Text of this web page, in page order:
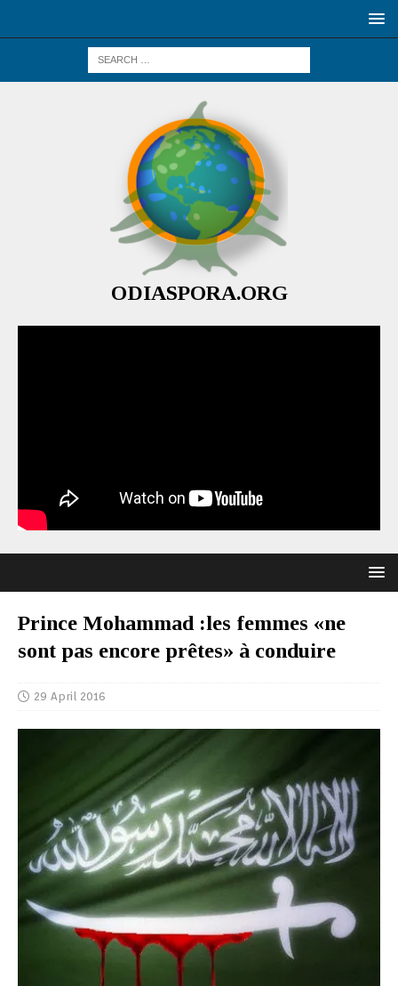
ODIASPORA.ORG
Prince Mohammad :les femmes «ne
sont pas encore prêtes» à conduire
29 April 2016